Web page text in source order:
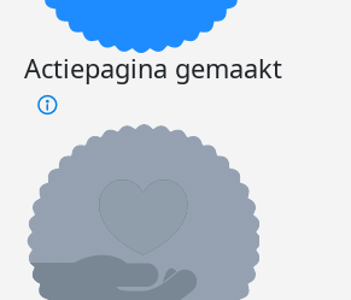
Actiepagina gemaakt